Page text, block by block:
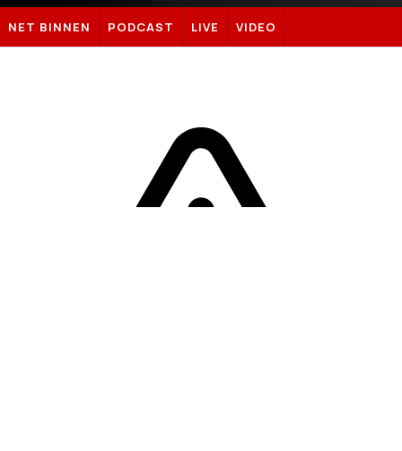
Sportnieuws.nl
NET BINNEN PODCAST LIVE VIDEO